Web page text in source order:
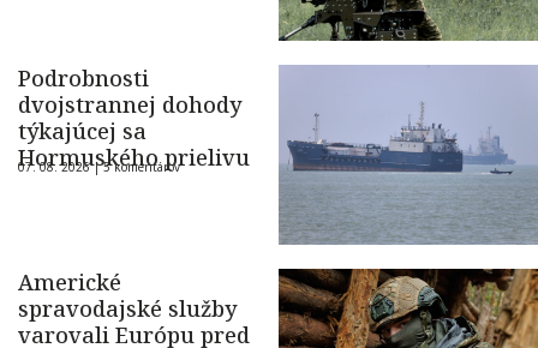
Podrobnosti
dvojstrannej dohody
týkajúcej sa
Hormuského prielivu
07. 08. 2026 |5 komentárov
Americké
spravodajské služby
varovali Európu pred